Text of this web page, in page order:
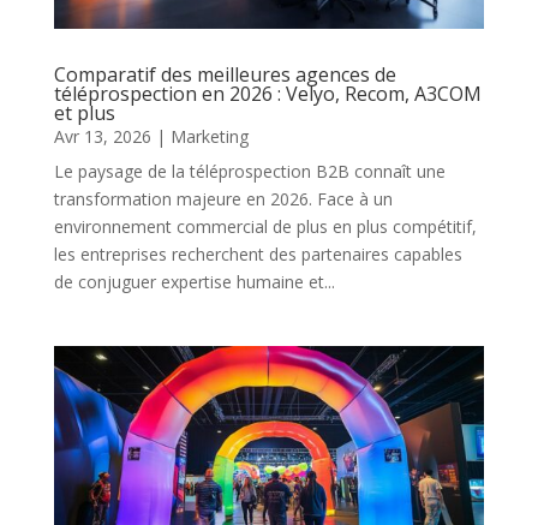
Comparatif des meilleures agences de
téléprospection en 2026 : Velyo, Recom, A3COM
et plus
Avr 13, 2026 | Marketing
Le paysage de la téléprospection B2B connaît une
transformation majeure en 2026. Face à un
environnement commercial de plus en plus compétitif,
les entreprises recherchent des partenaires capables
de conjuguer expertise humaine et...